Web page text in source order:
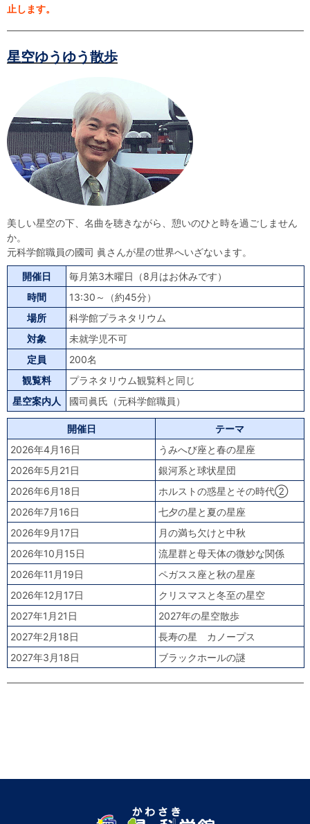
止します。
星空ゆうゆう散歩
美しい星空の下、名曲を聴きながら、憩いのひと時を過ごしません
か。
元科学館職員の國司 眞さんが星の世界へいざないます。
開催日
毎月第3木曜日（8月はお休みです）
時間
13:30～（約45分）
場所
科学館プラネタリウム
対象
未就学児不可
定員
200名
観覧料
プラネタリウム観覧料と同じ
星空案内人
國司眞氏（元科学館職員）
開催日
テーマ
2026年4月16日
うみへび座と春の星座
2026年5月21日
銀河系と球状星団
2026年6月18日
ホルストの惑星とその時代②
2026年7月16日
七夕の星と夏の星座
2026年9月17日
月の満ち欠けと中秋
2026年10月15日
流星群と母天体の微妙な関係
2026年11月19日
ペガスス座と秋の星座
2026年12月17日
クリスマスと冬至の星空
2027年1月21日
2027年の星空散歩
2027年2月18日
長寿の星 カノープス
2027年3月18日
ブラックホールの謎